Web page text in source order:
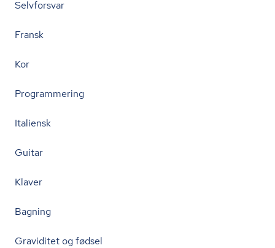
Selvforsvar
Fransk
Kor
Programmering
Italiensk
Guitar
Klaver
Bagning
Graviditet og fødsel